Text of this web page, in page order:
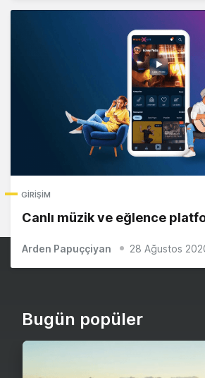
GIRIŞIM
Canlı müzik ve eğlence
Arden Papuççiyan 28 Ağustos
Bugün popüler